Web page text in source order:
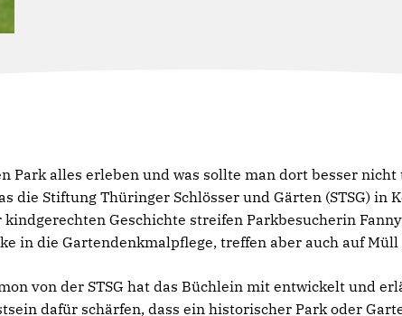
Park alles erleben und was sollte man dort besser nicht
die Stiftung Thüringer Schlösser und Gärten (STSG) in
Geschichte streifen Parkbesucherin
in die Gartendenkmalpflege, treffen aber auch auf
von der STSG hat das Büchlein mit entwickelt und
dafür schärfen, dass ein historischer Park oder